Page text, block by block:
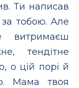
Ти написав
за тобою. Але
тендітне
о цій порі й
Мама твоя